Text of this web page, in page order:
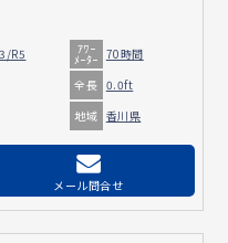
R5 ｱﾜｰ
ﾒｰﾀｰ 70時間
全長 0.0ft
地域 香川県
メール問合せ